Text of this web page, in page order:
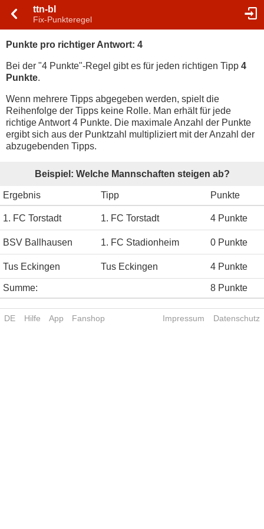
ttn-bl
Fix-Punkteregel
Punkte pro richtiger Antwort: 4
Bei der "4 Punkte"-Regel gibt es für jeden richtigen Tipp 4
Punkte.
Wenn mehrere Tipps abgegeben werden, spielt die
Reihenfolge der Tipps keine Rolle. Man erhält für jede
richtige Antwort 4 Punkte. Die maximale Anzahl der Punkte
ergibt sich aus der Punktzahl multipliziert mit der Anzahl der
abzugebenden Tipps.
Beispiel: Welche Mannschaften steigen ab?
Ergebnis Tipp Punkte
1. FC Torstadt 1. FC Torstadt 4 Punkte
BSV Ballhausen 1. FC Stadionheim 0 Punkte
Tus Eckingen Tus Eckingen 4 Punkte
Summe: 8 Punkte
DE Hilfe App Fanshop Impressum Datenschutz